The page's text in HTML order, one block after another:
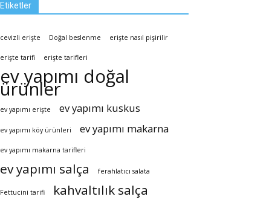
Etiketler
cevizli erişte Doğal beslenme erişte nasıl pişirilir
erişte tarifi erişte tarifleri
ev yapımı doğal
ürünler
ev yapımı erişte ev yapımı kuskus
ev yapımı köy ürünleri ev yapımı makarna
ev yapımı makarna tarifleri
ev yapımı salça ferahlatıcı salata
Fettucini tarifi kahvaltılık salça